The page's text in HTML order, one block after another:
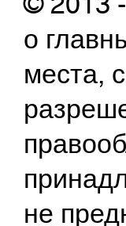
о
места,
не